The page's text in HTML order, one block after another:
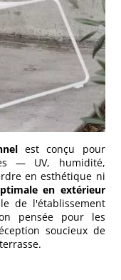
est conçu pour
— UV, humidité,
en esthétique ni
en extérieur
de l'établissement
pensée pour les
soucieux de